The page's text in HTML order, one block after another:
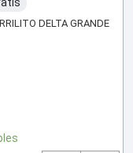
DELTA GRANDE